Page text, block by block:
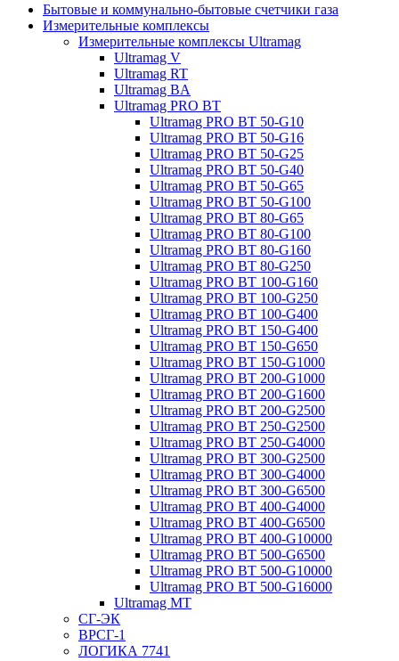
Бытовые и коммунально-бытовые счетчики газа
Измерительные комплексы
Измерительные комплексы Ultramag
Ultramag V
Ultramag RT
Ultramag BA
Ultramag PRO BT
Ultramag PRO BT 50-G10
Ultramag PRO BT 50-G16
Ultramag PRO BT 50-G25
Ultramag PRO BT 50-G40
Ultramag PRO BT 50-G65
Ultramag PRO BT 50-G100
Ultramag PRO BT 80-G65
Ultramag PRO BT 80-G100
Ultramag PRO BT 80-G160
Ultramag PRO BT 80-G250
Ultramag PRO BT 100-G160
Ultramag PRO BT 100-G250
Ultramag PRO BT 100-G400
Ultramag PRO BT 150-G400
Ultramag PRO BT 150-G650
Ultramag PRO BT 150-G1000
Ultramag PRO BT 200-G1000
Ultramag PRO BT 200-G1600
Ultramag PRO BT 200-G2500
Ultramag PRO BT 250-G2500
Ultramag PRO BT 250-G4000
Ultramag PRO BT 300-G2500
Ultramag PRO BT 300-G4000
Ultramag PRO BT 300-G6500
Ultramag PRO BT 400-G4000
Ultramag PRO BT 400-G6500
Ultramag PRO BT 400-G10000
Ultramag PRO BT 500-G6500
Ultramag PRO BT 500-G10000
Ultramag PRO BT 500-G16000
Ultramag MT
СГ-ЭК
ВРСГ-1
ЛОГИКА 7741